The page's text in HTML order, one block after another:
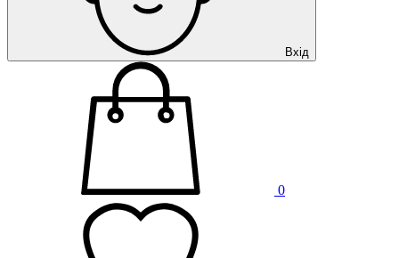
Вхід
0